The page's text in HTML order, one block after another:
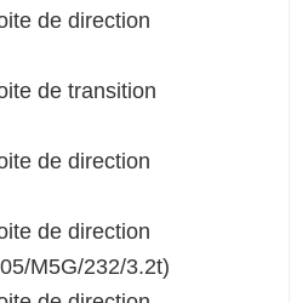
de direction
de transition
de direction
de direction
M5G/232/3.2t)